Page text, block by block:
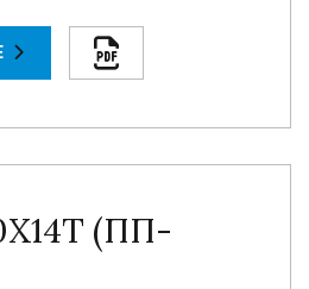
(ПП-